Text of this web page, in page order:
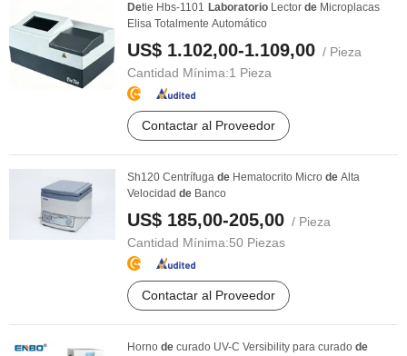
Detie Hbs-1101 Laboratorio Lector de Microplacas
Elisa Totalmente Automático
US$ 1.102,00-1.109,00 / Pieza
Cantidad Mínima:1 Pieza
Contactar al Proveedor
Sh120 Centrífuga de Hematocrito Micro de Alta
Velocidad de Banco
US$ 185,00-205,00 / Pieza
Cantidad Mínima:50 Piezas
Contactar al Proveedor
Horno de curado UV-C Versibility para curado de